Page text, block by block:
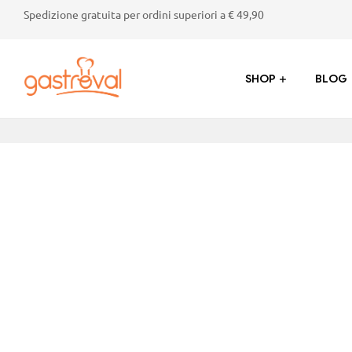
Spedizione gratuita per ordini superiori a € 49,90
SHOP BLOG